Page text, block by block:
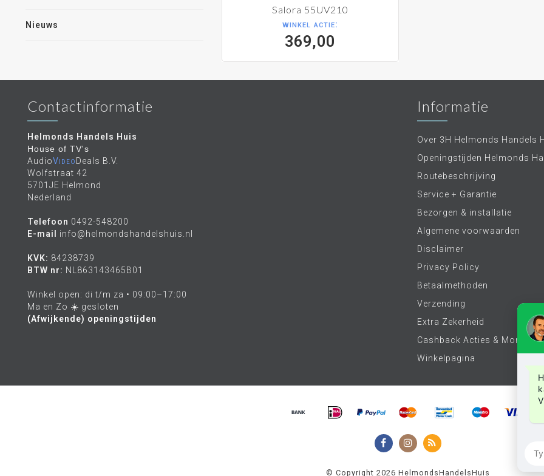
Nieuws
entertainment plaatst.
Salora 55UV210
winkel actie:
369,00
Contactinformatie
Helmonds Handels Huis
House of TV's
AudioVideoDeals B.V.
Wolfstraat 42
5701JE Helmond
Nederland
Telefoon 0492-548200
E-mail
info@helmondshandelshuis.nl
KVK: 84238739
BTW nr: NL863143465B01
Winkel open: di t/m za • 09:00–17:00
Ma en Zo ☀️ gesloten
(Afwijkende) openingstijden
Informatie
Over 3H Helmonds Handels
Openingstijden Helmonds
Routebeschrijving
Service + Garantie
Bezorgen & installatie
Algemene voorwaarden
Disclaimer
Privacy Policy
Betaalmethoden
Verzending
Extra Zekerheid
Cashback Acties & More
Winkelpagina
© Copyright 2026 HelmondsHandelsHuis